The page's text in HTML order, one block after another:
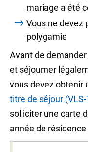
mariage a été
Vous ne devez
polygamie
Avant de
et séjourner
vous devez obtenir
titre de séjour (VLS-
solliciter une carte
année de résidence